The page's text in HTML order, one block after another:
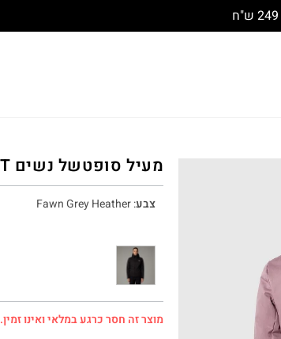
מעיל סופטשל נשים QUEST HIGHLOFT
צבע:
Fawn Grey Heather
מוצר זה חסר כרגע במלאי ואינו זמין.